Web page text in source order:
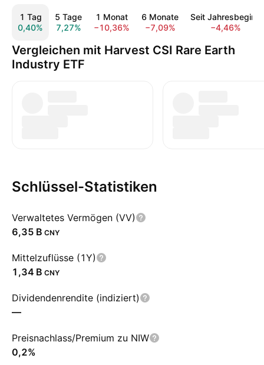
1 Tag
0,40%
5 Tage
7,27%
1 Monat
−10,36%
6 Monate
−7,09%
Seit Jahresbeginn
−4,46%
Vergleichen mit Harvest CSI Rare Earth
Industry ETF
Schlüssel-Statistiken
Verwaltetes Vermögen (VV)
‪6,35 B‬ CNY
Mittelzuflüsse (1Y)
‪1,34 B‬ CNY
Dividendenrendite (indiziert)
—
Preisnachlass/Premium zu NIW
0,2%